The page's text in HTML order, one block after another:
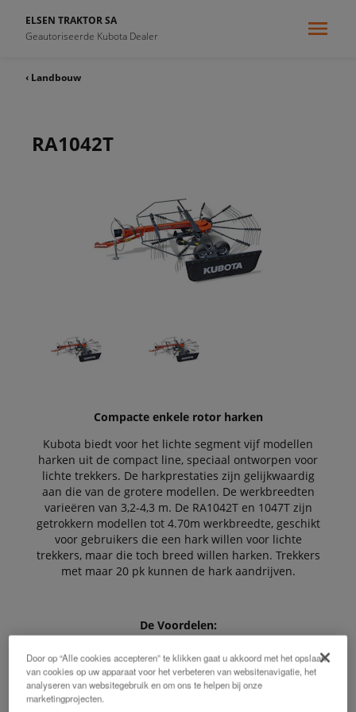
ELSEN TRAKTOR SA
Geautoriseerde Kubota Dealer
‹ Landbouw
RA1042T
Compacte enkele rotor harken
Kubota biedt voor het lichte segment vijf modellen
harken uit de compact line, speciaal ontworpen voor
lichte trekkers. De harkprestaties zijn gelijkwaardig
aan die van de grotere modellen. De werkbreedten
varieëren van 3,2-4,3 m. De RA1042T en 1047T zijn
getrokkern modellen tot 4.70m werkbreedte, geschikt
voor gebruikers die een hark willen voor lichte
trekkers, maar die toch breed willen harken. Trekkers
met maar 20 pk kunnen de hark aandrijven.
De Voordelen:
Compact en licht ontwerp voor kleinere
Door op “Alle cookies accepteren” te klikken gaat u akkoord met het opslaan
van cookies op uw apparaat voor het verbeteren van websitenavigatie, het
analyseren van websitegebruik en om ons te helpen bij onze
marketingprojecten.